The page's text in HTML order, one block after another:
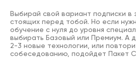
Выбирай свой вариант подписки в
стоящих перед тобой. Но если
обучение с нуля до уровня
выбирать Базовый или Премиум. А
2-3 новые технологии, или
собеседованию, подойдет Пакет